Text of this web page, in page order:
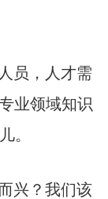
员，人才需
业领域知识
。
兴？我们该